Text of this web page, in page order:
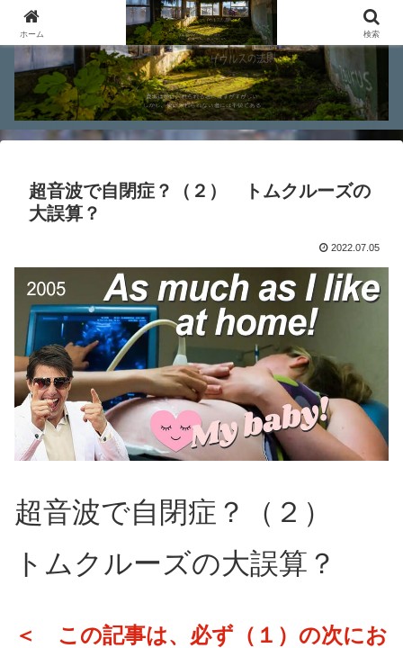
超音波で自閉症？（２） トムクルーズの
大誤算？
2022.07.05
超音波で自閉症？（２）
トムクルーズの大誤算？
＜ この記事は、必ず（１）の次にお
ホーム 検索